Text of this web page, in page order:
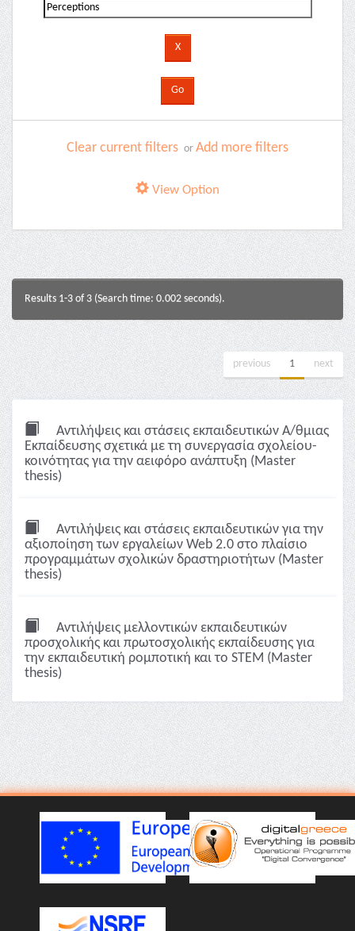
Clear current filters or Add more filters
View Option
Results 1-3 of 3 (Search time: 0.002 seconds).
previous 1 next
Αντιλήψεις και στάσεις εκπαιδευτικών Α/θμιας
Εκπαίδευσης σχετικά με τη συνεργασία σχολείου-
κοινότητας για την αειφόρο ανάπτυξη (Master
thesis)
Αντιλήψεις και στάσεις εκπαιδευτικών για την
αξιοποίηση των εργαλείων Web 2.0 στο πλαίσιο
προγραμμάτων σχολικών δραστηριοτήτων (Master
thesis)
Αντιλήψεις μελλοντικών εκπαιδευτικών
προσχολικής και πρωτοσχολικής εκπαίδευσης για
την εκπαιδευτική ρομποτική και το STEM (Master
thesis)